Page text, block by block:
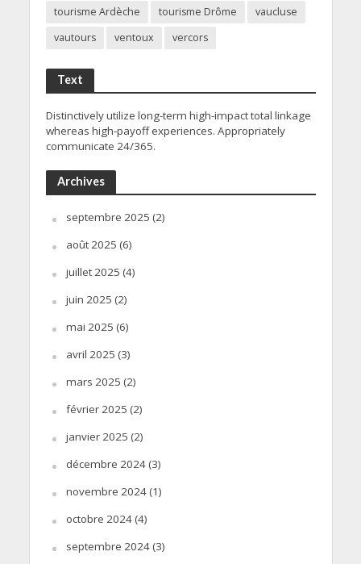
tourisme Ardèche
tourisme Drôme
vaucluse
vautours
ventoux vercors
Text
Distinctively utilize long-term high-impact total linkage
whereas high-payoff experiences. Appropriately
communicate 24/365.
Archives
septembre 2025 (2)
août 2025 (6)
juillet 2025 (4)
juin 2025 (2)
mai 2025 (6)
avril 2025 (3)
mars 2025 (2)
février 2025 (2)
janvier 2025 (2)
décembre 2024(3)
novembre 2024(1)
octobre 2024(4)
septembre 2024(3)